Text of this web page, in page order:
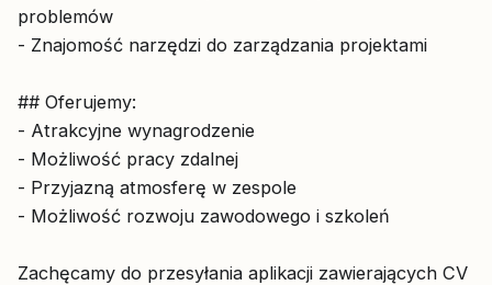
problemów
- Znajomość narzędzi do zarządzania projektami
## Oferujemy:
- Atrakcyjne wynagrodzenie
- Możliwość pracy zdalnej
- Przyjazną atmosferę w zespole
- Możliwość rozwoju zawodowego i szkoleń
Zachęcamy do przesyłania aplikacji zawierających CV